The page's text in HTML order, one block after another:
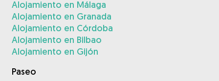
Alojamiento en Málaga
Alojamiento en Granada
Alojamiento en Córdoba
Alojamiento en Bilbao
Alojamiento en Gijón
Paseo